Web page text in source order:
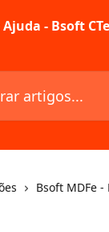
Bsoft MDFe